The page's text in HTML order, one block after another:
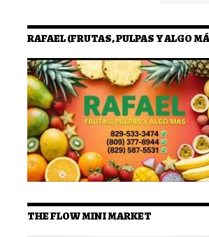
RAFAEL (FRUTAS, PULPAS Y ALGO
THE FLOW MINI MARKET